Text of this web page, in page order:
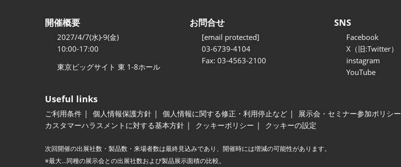
開催概要
2027/4/7(水)-9(金)
10:00-17:00
東京ビッグサイト 東 1-8ホール
お問合せ
[email protected]
03-6739-4104
Fax: 03-4563-2100
SNS
Facebook
X（旧:Twitter）
instagram
YouTube
Useful links
ご利用条件 個人情報保護方針 個人情報に関する修正・利用停止など 展示会・セミナー参加ポリシー
カスタマーハラスメントに対する基本方針
クッキーポリシー クッキーの設定
次回開催の出展社数・製品数・来場者数は最終見込みであり、開催時には増減の可能性があります。
※最大…同種の展示会との出展社数および製品展示面積の比較。